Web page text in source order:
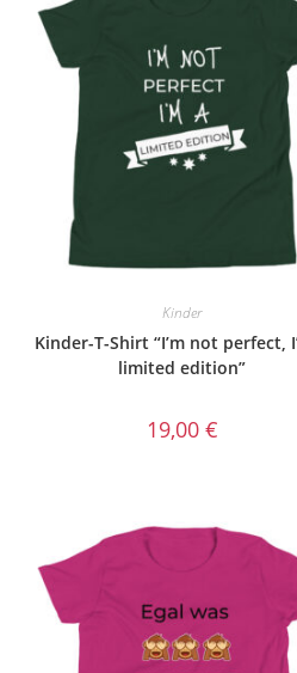
Kinder
Kinder-T-Shirt “I’m not perfect,
limited edition”
19,00 €